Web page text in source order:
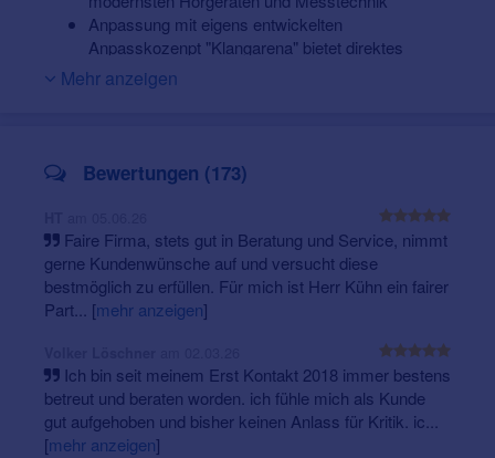
individuelle Termine nach Ladenschluss auf Anfrage
Schlecht zu Fuß?Nutzen Sie unseren Hausbesuchs-
Service im Umkreis von 20km.
Anpassung mit eigens entwickelten
Anpasskozenpt "Klangarena" bietet direktes
Vergleichen unterschiedlicher Hörgeräte-
Technologien
Gehörschutz: Beratung, Fertigung, Verkauf
Hörtraining
Beratung für CI
Service CENTER für Cochlear Produkte
Kinderversorgung (Pädakustik)
0% Finanzierung
spezielle Rauchmelder
Hausbesuchs-Service im Umkreis von 20km an.
Dazu gehören Städte und Gemeinden im Umkreis
wie Werdau, Crimmitschau, Wildenfels,
Schneeberg, Hartenstein, Mülsen, Meerane usw
Mehr anzeigen
Bewertungen (173)
Faire Firma, stets gut in Beratung und Service, nimmt
gerne Kundenwünsche auf und versucht diese
bestmöglich zu erfüllen. Für mich ist Herr Kühn ein fairer
Part... [mehr anzeigen]
Ich bin seit meinem Erst Kontakt 2018 immer bestens
betreut und beraten worden. ich fühle mich als Kunde
gut aufgehoben und bisher keinen Anlass für Kritik. ic...
[mehr anzeigen]